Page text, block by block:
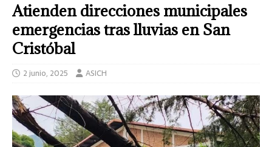
Atienden direcciones municipales
emergencias tras lluvias en San
Cristóbal
2 junio, 2025 ASICH